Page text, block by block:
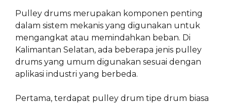
Pulley drums merupakan komponen penting
dalam sistem mekanis yang digunakan untuk
mengangkat atau memindahkan beban. Di
Kalimantan Selatan, ada beberapa jenis pulley
drums yang umum digunakan sesuai dengan
aplikasi industri yang berbeda.
Pertama, terdapat pulley drum tipe drum biasa